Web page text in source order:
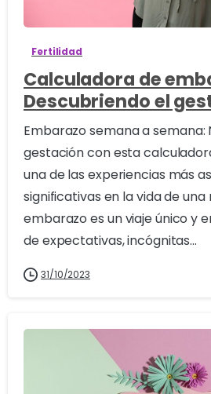
Fertilidad
Calculadora de
Descubriendo el
Embarazo semana a semana:
gestación con esta
una de las experiencias más
significativas en la vida de una
embarazo es un viaje único y
de expectativas, incógnitas...
31/10/2023